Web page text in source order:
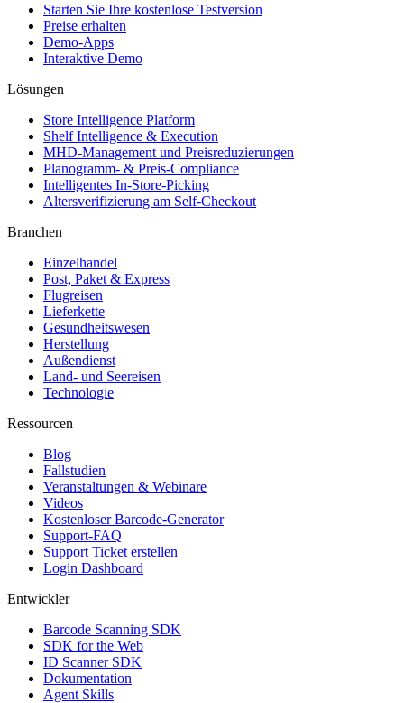
Starten Sie Ihre kostenlose Testversion
Preise erhalten
Demo-Apps
Interaktive Demo
Lösungen
Store Intelligence Platform
Shelf Intelligence & Execution
MHD-Management und Preisreduzierungen
Planogramm- & Preis-Compliance
Intelligentes In-Store-Picking
Altersverifizierung am Self-Checkout
Branchen
Einzelhandel
Post, Paket & Express
Flugreisen
Lieferkette
Gesundheitswesen
Herstellung
Außendienst
Land- und Seereisen
Technologie
Ressourcen
Blog
Fallstudien
Veranstaltungen & Webinare
Videos
Kostenloser Barcode-Generator
Support-FAQ
Support Ticket erstellen
Login Dashboard
Entwickler
Barcode Scanning SDK
SDK for the Web
ID Scanner SDK
Dokumentation
Agent Skills